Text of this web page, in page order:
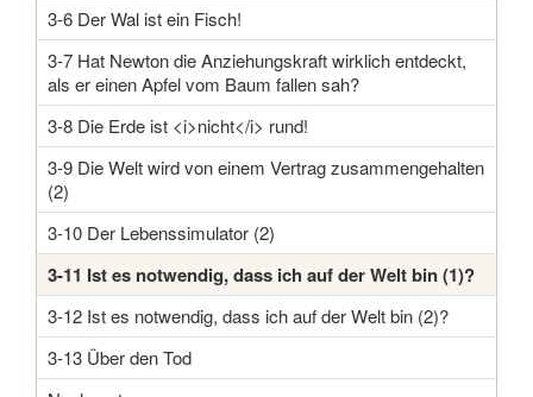
3-6 Der Wal ist ein Fisch!
3-7 Hat Newton die Anziehungskraft wirklich entdeckt,
als er einen Apfel vom Baum fallen sah?
3-8 Die Erde ist <i>nicht</i> rund!
3-9 Die Welt wird von einem Vertrag zusammengehalten
(2)
3-10 Der Lebenssimulator (2)
3-11 Ist es notwendig, dass ich auf der Welt bin (1)?
3-12 Ist es notwendig, dass ich auf der Welt bin (2)?
3-13 Über den Tod